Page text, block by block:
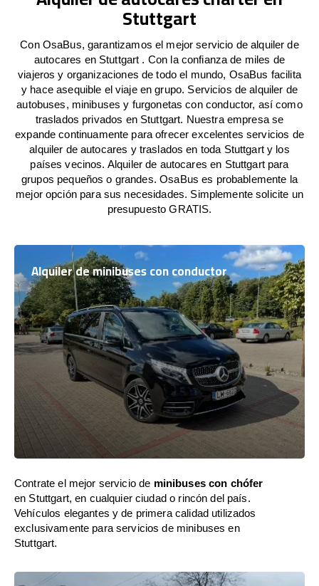
Stuttgart
Con OsaBus, garantizamos el mejor servicio de alquiler de
autocares en Stuttgart . Con la confianza de miles de
viajeros y organizaciones de todo el mundo, OsaBus facilita
y hace asequible el viaje en grupo. Servicios de alquiler de
autobuses, minibuses y furgonetas con conductor, así como
traslados privados en Stuttgart. Nuestra empresa se
expande continuamente para ofrecer excelentes servicios de
alquiler de autocares y traslados en toda Stuttgart y los
países vecinos. Alquiler de autocares en Stuttgart para
grupos pequeños o grandes. OsaBus es probablemente la
mejor opción para sus necesidades. Simplemente solicite un
presupuesto GRATIS.
Alquiler de minibuses con conductor
Contrate el mejor servicio de minibuses con chófer
en Stuttgart, en cualquier ciudad o rincón del país.
Vehículos elegantes y de primera calidad utilizados
exclusivamente para servicios de minibuses en
Stuttgart.